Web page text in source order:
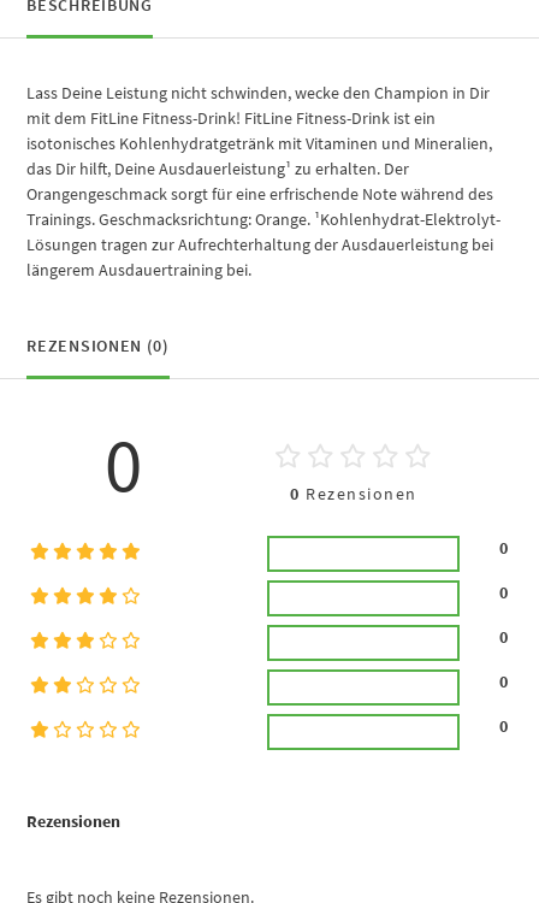
Lass Deine Leistung nicht schwinden, wecke den Champion in Dir
mit dem FitLine Fitness-Drink! FitLine Fitness-Drink ist ein
isotonisches Kohlenhydratgetränk mit Vitaminen und Mineralien,
das Dir hilft, Deine Ausdauerleistung¹ zu erhalten. Der
Orangengeschmack sorgt für eine erfrischende Note während des
Trainings. Geschmacksrichtung: Orange. ¹Kohlenhydrat-Elektrolyt-
Lösungen tragen zur Aufrechterhaltung der Ausdauerleistung bei
längerem Ausdauertraining bei.
REZENSIONEN (0)
Rezensionen
Es gibt noch keine Rezensionen.
0 0 Rezensionen
0
0
0
0
0